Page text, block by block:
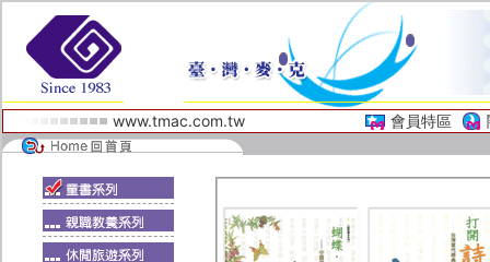
www.tmac.com.tw 會員特區